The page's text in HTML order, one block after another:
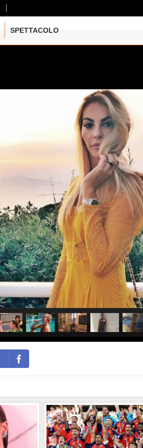
SPETTACOLO